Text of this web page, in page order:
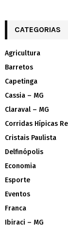
CATEGORIAS
Agricultura
Barretos
Capetinga
Cassia – MG
Claraval – MG
Corridas Hípicas
Cristais Paulista
Delfinópolis
Economia
Esporte
Eventos
Franca
Ibiraci – MG